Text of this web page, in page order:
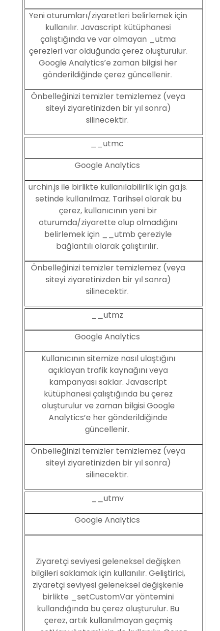
Yeni oturumları/ziyaretleri belirlemek için
kullanılır. Javascript kütüphanesi
çalıştığında ve var olmayan _utma
çerezleri var olduğunda çerez oluşturulur.
Google Analytics’e zaman bilgisi her
gönderildiğinde çerez güncellenir.
Önbelleğinizi temizler temizlemez (veya
siteyi ziyaretinizden bir yıl sonra)
silinecektir.
__utmc
Google Analytics
urchin.js ile birlikte kullanılabilirlik için ga.js.
setinde kullanılmaz. Tarihsel olarak bu
çerez, kullanıcının yeni bir
oturumda/ziyarette olup olmadığını
belirlemek için __utmb çereziyle
bağlantılı olarak çalıştırılır.
Önbelleğinizi temizler temizlemez (veya
siteyi ziyaretinizden bir yıl sonra)
silinecektir.
__utmz
Google Analytics
Kullanıcının sitemize nasıl ulaştığını
açıklayan trafik kaynağını veya
kampanyası saklar. Javascript
kütüphanesi çalıştığında bu çerez
oluşturulur ve zaman bilgisi Google
Analytics’e her gönderildiğinde
güncellenir.
Önbelleğinizi temizler temizlemez (veya
siteyi ziyaretinizden bir yıl sonra)
silinecektir.
__utmv
Google Analytics
Ziyaretçi seviyesi geleneksel değişken
bilgileri saklamak için kullanılır. Geliştirici,
ziyaretçi seviyesi geleneksel değişkenle
birlikte _setCustomVar yöntemini
kullandığında bu çerez oluşturulur. Bu
çerez, artık kullanılmayan geçmiş